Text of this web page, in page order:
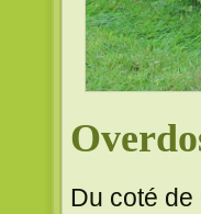
Du coté